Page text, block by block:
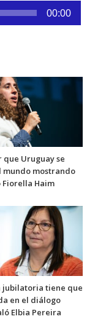
00:00
que Uruguay se
mundo mostrando
Fiorella Haim
jubilatoria tiene que
en el diálogo
Elbia Pereira